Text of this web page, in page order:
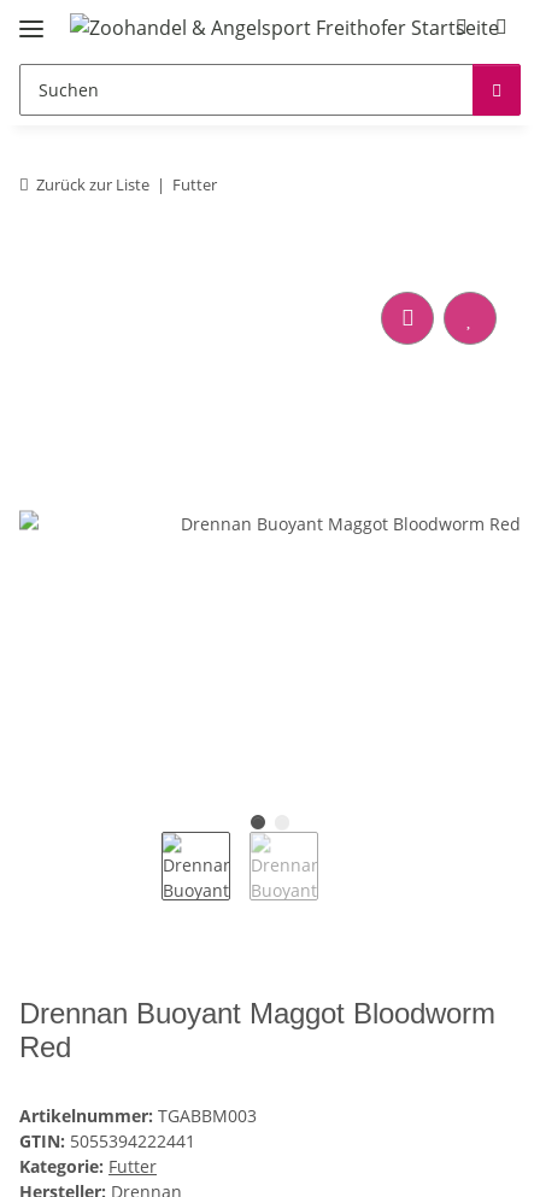
Zurück zur Liste Futter
Drennan Buoyant Maggot Bloodworm
Red
Artikelnummer: TGABBM003
GTIN: 5055394222441
Kategorie: Futter
Hersteller: Drennan